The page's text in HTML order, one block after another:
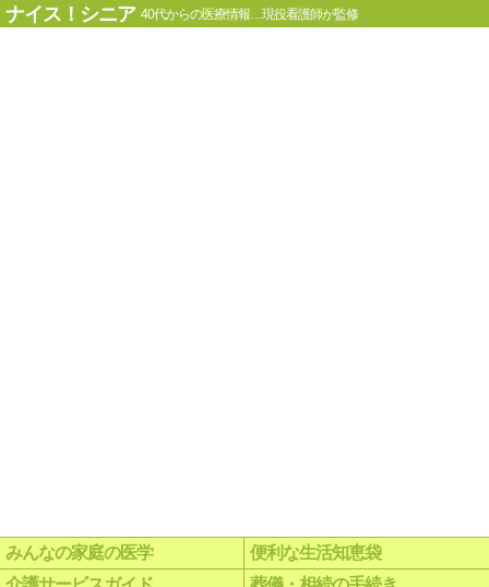
ナイス！シニア 40代からの医療情報…現役看護師が監修
みんなの家庭の医学
便利な生活知恵袋